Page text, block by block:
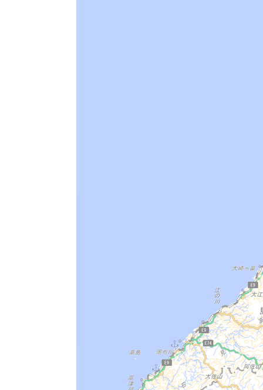
二十五条袈裟及び九条袈裟 孤峰覚明
出雲平野の衣食住および生産用具
大社町の吉兆（幡） 附・吉兆原図１